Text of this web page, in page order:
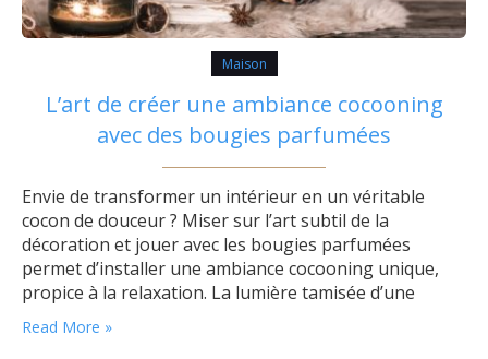
Maison
L’art de créer une ambiance cocooning
avec des bougies parfumées
Envie de transformer un intérieur en un véritable
cocon de douceur ? Miser sur l’art subtil de la
décoration et jouer avec les bougies parfumées
permet d’installer une ambiance cocooning unique,
propice à la relaxation. La lumière tamisée d’une
flamme qui danse doucement enveloppe la pièce dans
une atmosphère apaisante, invitant naturellement à
Read More »